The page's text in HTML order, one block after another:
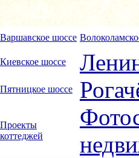
Варшавское шоссе
Киевское шоссе
Пятницкое шоссе
Проекты
коттеджей